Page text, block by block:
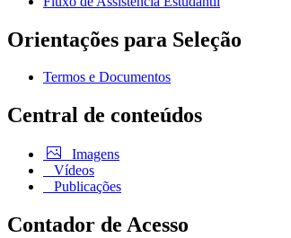
Orientações para Seleção
Termos e Documentos
Central de conteúdos
Imagens
Vídeos
Publicações
Contador de Acesso